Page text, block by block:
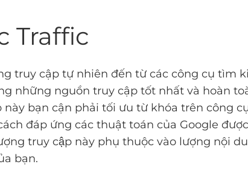
Traffic
truy cập tự nhiên đến từ các công cụ tìm
những nguồn truy cập tốt nhất và hoàn
bạn cận phải tối ưu từ khóa trên công
đáp ứng các thuật toán của Google
truy cập này phụ thuộc vào lượng nội
bạn.